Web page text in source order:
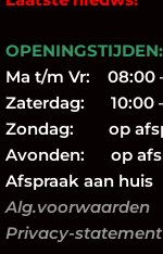
OPENINGSTIJDEN:
Ma t/m Vr: 08:00
Zaterdag: 10:00
Zondag: op
Avonden: op
Afspraak aan huis
Alg.voorwaarden
Privacy-statement